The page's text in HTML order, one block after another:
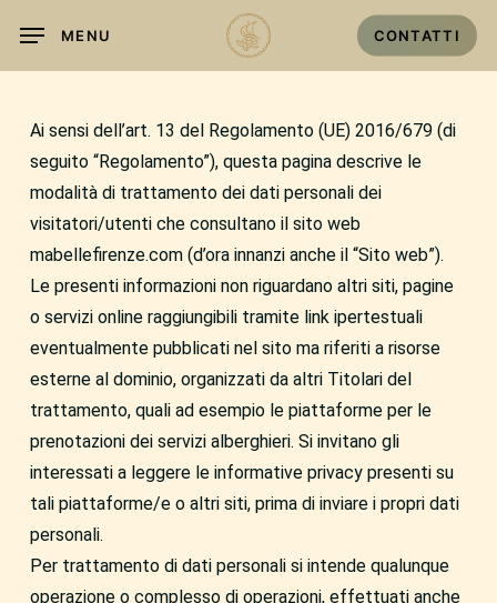
main
CONTATTI
MENU
Ai sensi dell’art. 13 del Regolamento (UE) 2016/679 (di
seguito “Regolamento”), questa pagina descrive le
modalità di trattamento dei dati personali dei
visitatori/utenti che consultano il sito web
mabellefirenze.com (d’ora innanzi anche il “Sito web”).
Le presenti informazioni non riguardano altri siti, pagine
o servizi online raggiungibili tramite link ipertestuali
eventualmente pubblicati nel sito ma riferiti a risorse
esterne al dominio, organizzati da altri Titolari del
trattamento, quali ad esempio le piattaforme per le
prenotazioni dei servizi alberghieri. Si invitano gli
interessati a leggere le informative privacy presenti su
tali piattaforme/e o altri siti, prima di inviare i propri dati
personali.
Per trattamento di dati personali si intende qualunque
operazione o complesso di operazioni, effettuati anche